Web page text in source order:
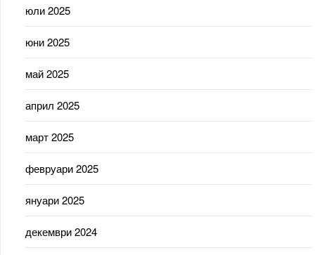
юли 2025
юни 2025
май 2025
април 2025
март 2025
февруари 2025
януари 2025
декември 2024